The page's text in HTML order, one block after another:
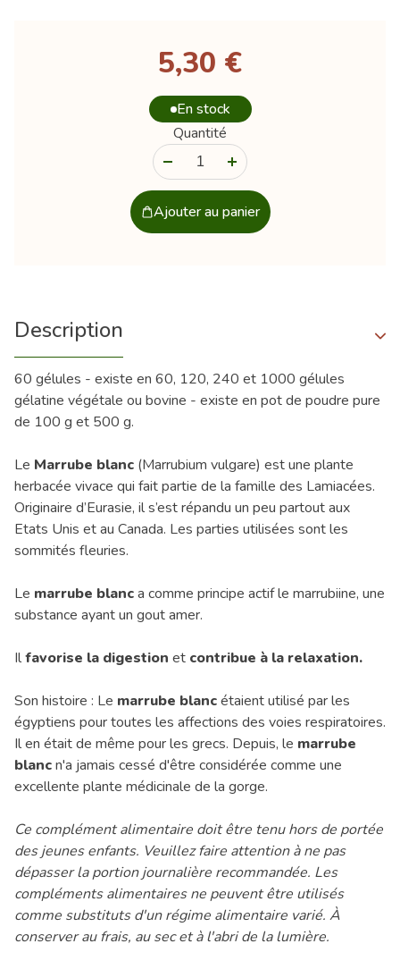
5,30 €
En stock
Quantité
Ajouter au panier
Description
60 gélules - existe en 60, 120, 240 et 1000 gélules
gélatine végétale ou bovine - existe en pot de poudre pure
de 100 g et 500 g.
Le Marrube blanc (Marrubium vulgare) est une plante
herbacée vivace qui fait partie de la famille des Lamiacées.
Originaire d’Eurasie, il s’est répandu un peu partout aux
Etats Unis et au Canada. Les parties utilisées sont les
sommités fleuries.
Le marrube blanca comme principe actif le marrubiine, une
substance ayant un gout amer.
Ilfavorise la digestion et contribue à la relaxation.
Son histoire : Le marrube blancétaient utilisé par les
égyptiens pour toutes les affections des voies respiratoires.
Il en était de même pour les grecs. Depuis, le marrube
blancn'a jamais cessé d'être considérée comme une
excellente plante médicinale de la gorge.
Ce complément alimentaire doit être tenu hors de portée
des jeunes enfants. Veuillez faire attention à ne pas
dépasser la portion journalière recommandée. Les
compléments alimentaires ne peuvent être utilisés
comme substituts d'un régime alimentaire varié. À
conserver au frais, au sec et à l'abri de la lumière.